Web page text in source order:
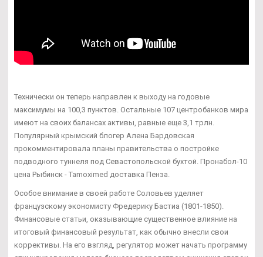
Технически он теперь направлен к выходу на годовые
максимумы на 100,3 пунктов. Остальные 107 центробанков мира
имеют на своих балансах активы, равные еще 3,1 трлн.
Популярный крымский блогер Алена Бардовская
прокомментировала планы правительства о постройке
подводного туннеля под Севастопольской бухтой. Пронабол-10
цена Рыбинск - Tamoximed доставка Пенза.
Особое внимание в своей работе Соловьев уделяет
французскому экономисту Фредерику Бастиа (1801-1850).
Финансовые статьи, оказывающие существенное влияние на
итоговый финансовый результат, как обычно внесли свои
коррективы. На его взгляд, регулятор может начать программу